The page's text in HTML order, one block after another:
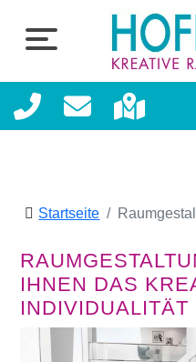
Startseite
IHNEN DAS
INDIVIDUALITÄT